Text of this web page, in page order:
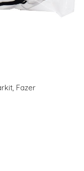
, Fazer